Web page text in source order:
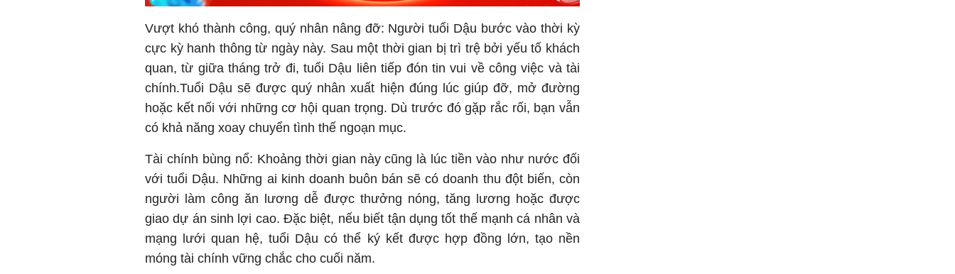
Vượt khó thành công, quý nhân nâng đỡ: Người tuổi Dậu bước vào thời kỳ
cực kỳ hanh thông từ ngày này. Sau một thời gian bị trì trệ bởi yếu tố khách
quan, từ giữa tháng trở đi, tuổi Dậu liên tiếp đón tin vui về công việc và tài
chính.Tuổi Dậu sẽ được quý nhân xuất hiện đúng lúc giúp đỡ, mở đường
hoặc kết nối với những cơ hội quan trọng. Dù trước đó gặp rắc rối, bạn vẫn
có khả năng xoay chuyển tình thế ngoạn mục.
Tài chính bùng nổ: Khoảng thời gian này cũng là lúc tiền vào như nước đối
với tuổi Dậu. Những ai kinh doanh buôn bán sẽ có doanh thu đột biến, còn
người làm công ăn lương dễ được thưởng nóng, tăng lương hoặc được
giao dự án sinh lợi cao. Đặc biệt, nếu biết tận dụng tốt thế mạnh cá nhân và
mạng lưới quan hệ, tuổi Dậu có thể ký kết được hợp đồng lớn, tạo nền
móng tài chính vững chắc cho cuối năm.